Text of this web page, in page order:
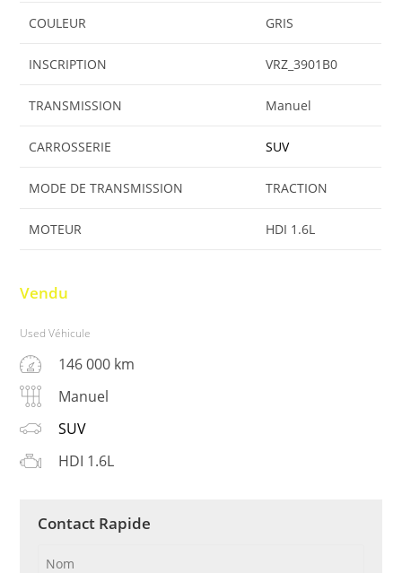
COULEUR GRIS
INSCRIPTION VRZ_3901B0
TRANSMISSION Manuel
CARROSSERIE SUV
MODE DE TRANSMISSION TRACTION
MOTEUR HDI 1.6L
Vendu
Used Véhicule
146 000 km
Manuel
SUV
HDI 1.6L
Contact Rapide